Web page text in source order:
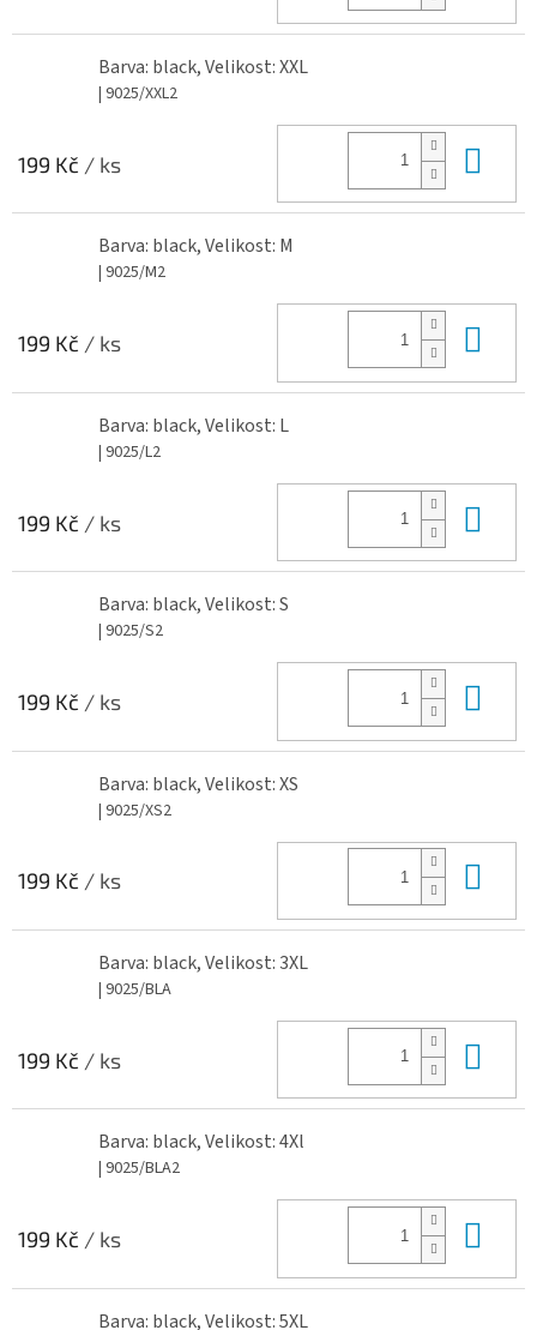
Barva: black, Velikost: XXL
| 9025/XXL2
199 Kč / ks
Barva: black, Velikost: M
| 9025/M2
199 Kč / ks
Barva: black, Velikost: L
| 9025/L2
199 Kč / ks
Barva: black, Velikost: S
| 9025/S2
199 Kč / ks
Barva: black, Velikost: XS
| 9025/XS2
199 Kč / ks
Barva: black, Velikost: 3XL
| 9025/BLA
199 Kč / ks
Barva: black, Velikost: 4Xl
| 9025/BLA2
199 Kč / ks
Barva: black, Velikost: 5XL